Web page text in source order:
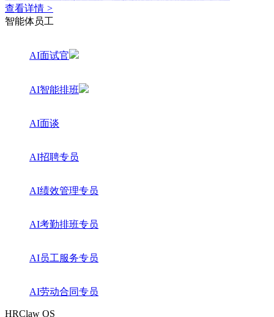
查看详情 >
智能体员工
AI面试官
AI智能排班
AI面谈
AI招聘专员
AI绩效管理专员
AI考勤排班专员
AI员工服务专员
AI劳动合同专员
HRClaw OS